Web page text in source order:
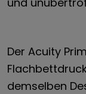
Der Acuity
demselben